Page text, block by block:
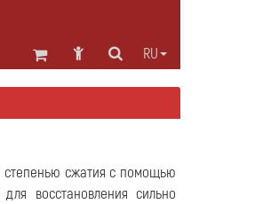
RU
степенью сжатия с помощью
восстановления сильно